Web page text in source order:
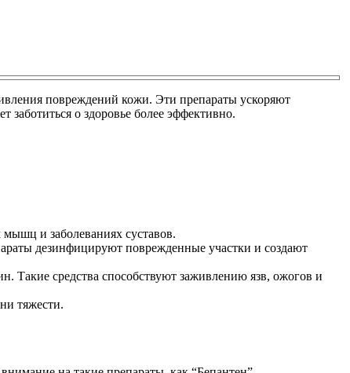
повреждений кожи. Эти препараты ускоряют
о здоровье более эффективно.
и заболеваниях суставов.
дезинфицируют поврежденные участки и создают
Такие средства способствуют заживлению язв, ожогов и
тяжести.